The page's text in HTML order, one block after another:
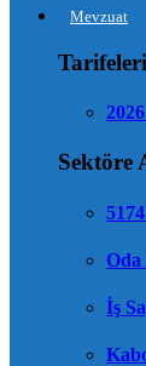
Mevzuat
Sektöre
İş